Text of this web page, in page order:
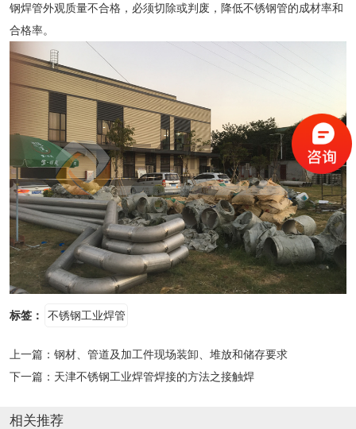
钢焊管外观质量不合格，必须切除或判废，降低不锈钢管的成材率和
合格率。
标签： 不锈钢工业焊管
上一篇： 钢材、管道及加工件现场装卸、堆放和储存要求
下一篇： 天津不锈钢工业焊管焊接的方法之接触焊
相关推荐